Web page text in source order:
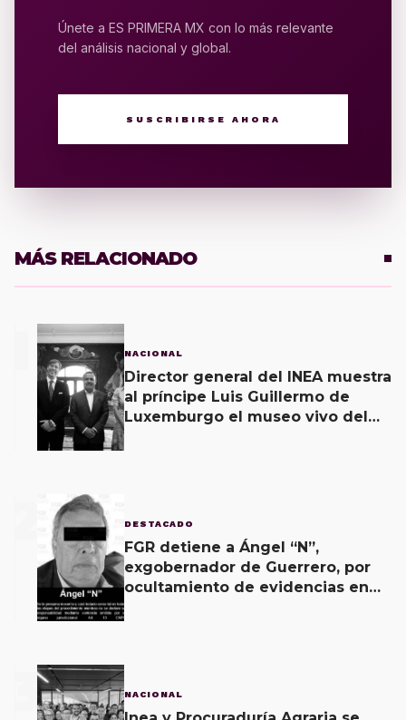
Únete a ES PRIMERA MX con lo más relevante
del análisis nacional y global.
SUSCRIBIRSE AHORA
MÁS RELACIONADO
NACIONAL
Director general del INEA muestra
al príncipe Luis Guillermo de
Luxemburgo el museo vivo del
DESTACADO
FGR detiene a Ángel “N”,
exgobernador de Guerrero, por
ocultamiento de evidencias en
3 NACIONAL